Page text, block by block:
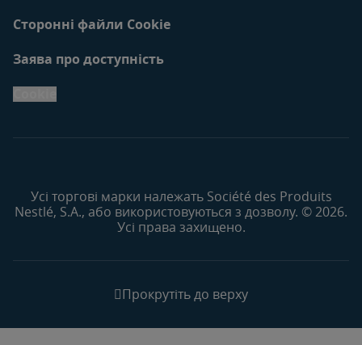
Сторонні файли Cookie
Заява про доступність
Усі торгові марки належать Société des Produits
Nestlé, S.A., або використовуються з дозволу. © 2026.
Усі права захищено.
Прокрутіть до верху